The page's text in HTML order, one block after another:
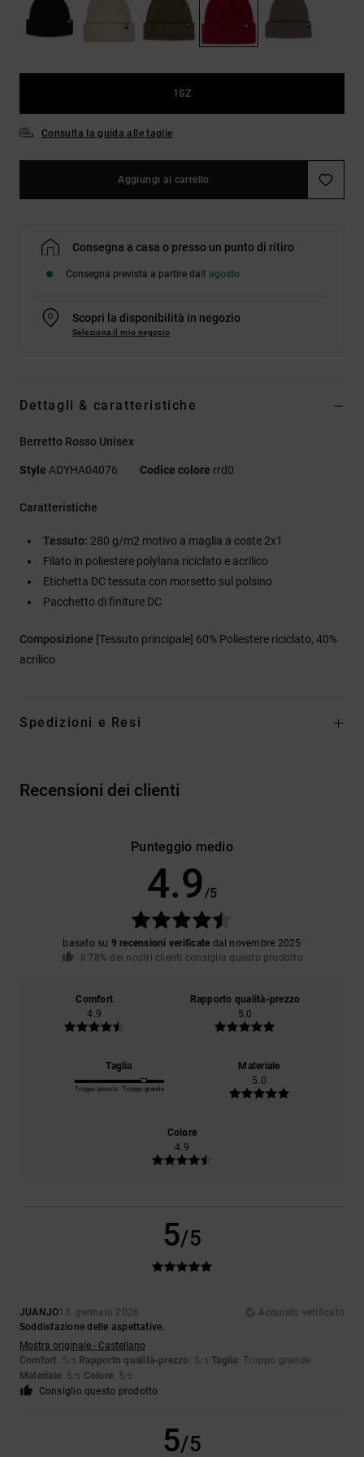
Borse e
risposte
alle
domande
frequenti e
modulo di
contatto.
Consulta
le FAQ
1SZ
Consulta la guida alle taglie
Aggiungi al carrello
Consegna a casa o presso un punto di ritiro
Consegna prevista a partire da8 agosto
Scopri la disponibilità in negozio
Seleziona il mio negozio
Dettagli & caratteristiche
Berretto Rosso Unisex
Style ADYHA04076 Codice colore rrd0
Caratteristiche
Tessuto: 280 g/m2 motivo a maglia a coste 2x1
Filato in poliestere polylana riciclato e acrilico
Etichetta DC tessuta con morsetto sul polsino
Pacchetto di finiture DC
Composizione [Tessuto principale] 60% Poliestere riciclato, 40%
acrilico
Spedizioni e Resi
Recensioni dei clienti
Punteggio medio
4.9 /5
basato su 9 recensioni verificate dal novembre 2025
Il 78% dei nostri clienti consiglia questo prodotto
Comfort
4.9
Rapporto qualità-prezzo
5.0
Taglia
Troppo piccolo Troppo grande
Materiale
5.0
Colore
4.9
5/5
JUANJO13. gennaio 2026
Acquisto verificato
Soddisfazione delle aspettative.
Mostra originale - Castellano
Comfort: 5/5 Rapporto qualità-prezzo : 5/5 Taglia: Troppo grande
Materiale: 5/5 Colore: 5/5
Consiglio questo prodotto
5/5